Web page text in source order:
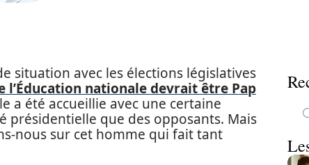
situation avec les élections législatives
l’Éducation nationale devrait être Pap
a été accueillie avec une certaine
présidentielle que des opposants. Mais
nous sur cet homme qui fait tant